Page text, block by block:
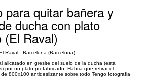
para quitar bañera y
ducha con plato
(El Raval)
Raval - Barcelona (Barcelona)
alicatado en gresite del suelo de la ducha (está
por un plato prefabricado. Habria que retirar el
800x100 antideslizante sobre todo Tengo fotografia